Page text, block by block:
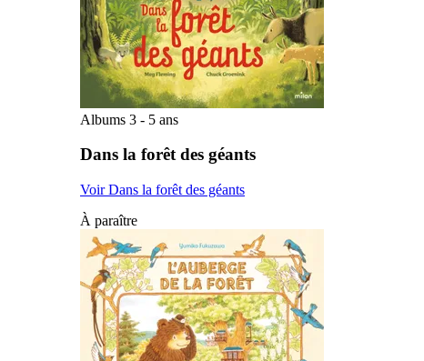
Albums 3 - 5 ans
Dans la forêt des géants
Voir Dans la forêt des géants
À paraître